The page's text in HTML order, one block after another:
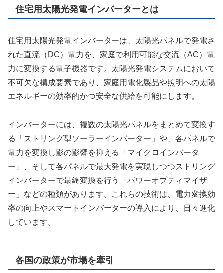
住宅用太陽光発電インバーターとは
住宅用太陽光発電インバーターは、太陽光パネルで発電さ
れた直流（DC）電力を、家庭で利用可能な交流（AC）電
力に変換する電子機器です。太陽光発電システムにおいて
不可欠な構成要素であり、家庭用電化製品や照明への太陽
エネルギーの効率的かつ安全な供給を可能にします。
インバーターには、複数の太陽光パネルをまとめて変換す
る「ストリング型ソーラーインバーター」や、各パネルで
電力を変換し影の影響を抑える「マイクロインバータ
ー」、そして各パネルで最大発電を実現しつつストリング
インバーターで最終変換を行う「パワーオプティマイザ
ー」などの種類があります。これらの技術は、電力変換効
率の向上やスマートインバーターの導入により、日々進化
しています。
各国の政策が市場を牽引